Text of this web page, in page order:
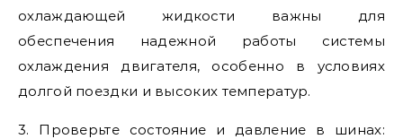
охлаждающей жидкости важны для
обеспечения надежной работы системы
охлаждения двигателя, особенно в условиях
долгой поездки и высоких температур.
3. Проверьте состояние и давление в шинах: